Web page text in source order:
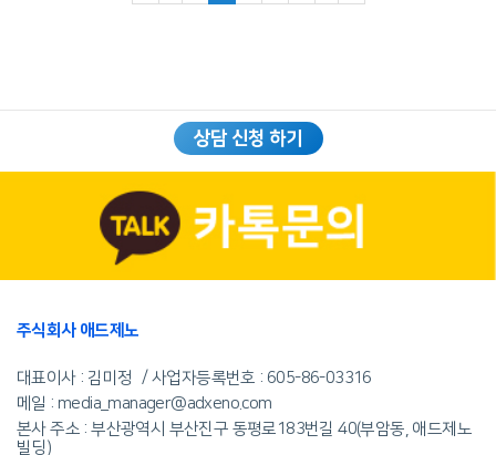
상담 신청 하기
주식회사 애드제노
대표이사 : 김미정 사업자등록번호 : 605-86-03316
메일 : media_manager@adxeno.com
본사 주소 : 부산광역시 부산진구 동평로183번길 40(부암동, 애드제노
빌딩)